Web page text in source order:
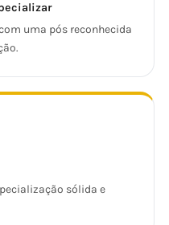
uma pós reconhecida
sólida e